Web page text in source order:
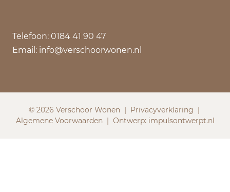
Telefoon: 0184 41 90 47
Email: info@verschoorwonen.nl
© 2026 Verschoor Wonen | Privacyverklaring |
Algemene Voorwaarden | Ontwerp: impulsontwerpt.nl